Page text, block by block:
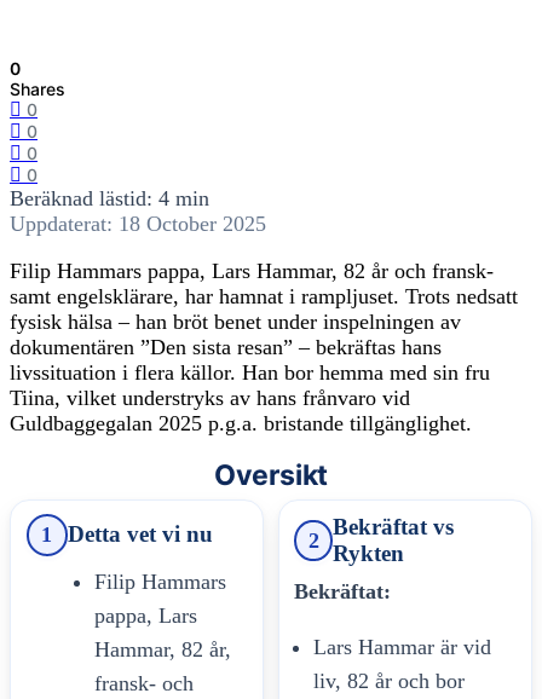
0
Shares
0
0
0
0
Beräknad lästid: 4 min
Uppdaterat: 18 October 2025
Filip Hammars pappa, Lars Hammar, 82 år och fransk-
samt engelsklärare, har hamnat i rampljuset. Trots nedsatt
fysisk hälsa – han bröt benet under inspelningen av
dokumentären ”Den sista resan” – bekräftas hans
livssituation i flera källor. Han bor hemma med sin fru
Tiina, vilket understryks av hans frånvaro vid
Guldbaggegalan 2025 p.g.a. bristande tillgänglighet.
Oversikt
1 Detta vet vi nu
Filip Hammars
pappa, Lars
Hammar, 82 år,
fransk- och
2
Bekräftat vs
Rykten
Bekräftat:
Lars Hammar är vid
liv, 82 år och bor